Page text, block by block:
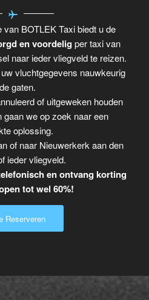
BOTLEK Taxi biedt u de
en voordelig per taxi van
naar ieder vliegveld te reizen.
vluchtgegevens nauwkeurig
gaten.
of uitgeweken houden
gaan we op zoek naar een
oplossing.
of naar Nieuwerkerk aan den
ieder vliegveld.
en ontvang korting
tot wel 60%!
Reserveren